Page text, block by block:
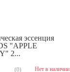
эссенция
"APPLE
2...
(0) Нет в наличии